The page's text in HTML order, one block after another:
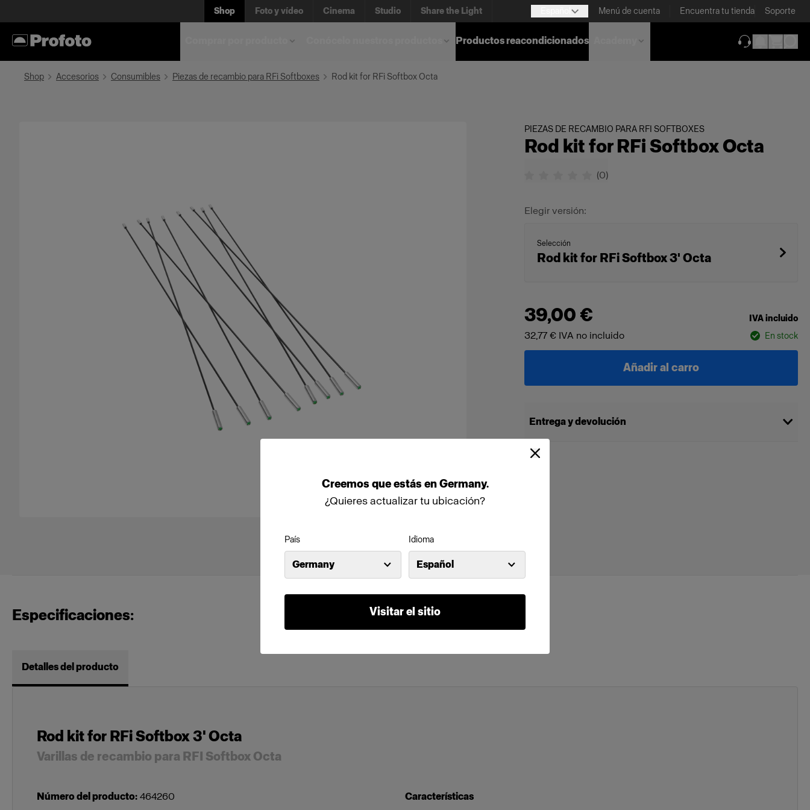
Creemos queestás enGermany.
¿Quieres actualizar tu ubicación?
País
Germany
Idioma
Español
Visitar el sitio
Shop Foto y vídeo Cinema Studio Share the Light Menú de cuenta Encuentra tu tienda Soporte
Productos reacondicionados
Shop Accesorios Consumibles Piezas de recambio para RFi Softboxes Rod kit for RFi Softbox Octa
PIEZAS DE RECAMBIO PARA RFI SOFTBOXES
Rod kit for RFi Softbox Octa
(0)
Elegir versión:
Selección
Rod kit for RFi Softbox 3' Octa
39,00 € IVA incluido
32,77 € IVA no incluido En stock
Añadir al carro
Entrega y devolución
Especificaciones:
Detalles del producto
Rod kit for RFi Softbox 3' Octa
Varillas de recambio para RFI Softbox Octa
Número del producto: 464260 Características